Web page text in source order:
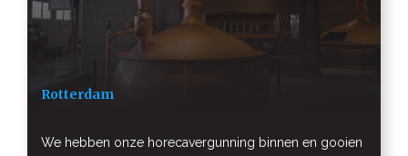
Rotterdam
We hebben onze horecavergunning binnen en gooien